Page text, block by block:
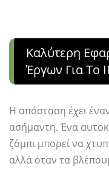
Καλύτερη
Έργων Για Το
Η απόσταση έχει
ασήμαντη. Ένα
ζόμπι μπορεί να
αλλά όταν τα